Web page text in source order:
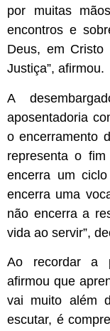
por muitas
encontros e
Deus, em
Justiça”, afirmou.
A
aposentadoria
o encerramento
representa o
encerra um
encerra uma
não encerra a
vida ao servir”,
Ao recordar a
afirmou que
vai muito além
escutar, é